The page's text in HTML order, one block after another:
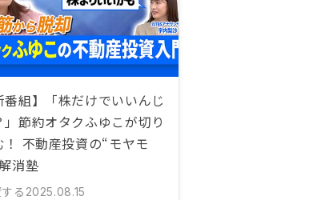
番組】「株だけでいいんじ
」節約オタクふゆこが切り
！ 不動産投資の“モヤモ
消塾
る 2025.08.15